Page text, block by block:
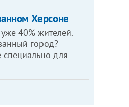
Херсоне
40% жителей.
город?
специально для